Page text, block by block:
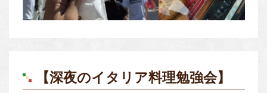
【深夜のイタリア料理勉強会】